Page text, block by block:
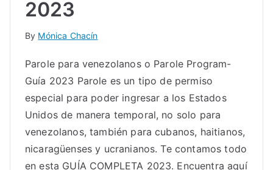
2023
By Mónica Chacín
Parole para venezolanos o Parole Program-
Guía 2023 Parole es un tipo de permiso
especial para poder ingresar a los Estados
Unidos de manera temporal, no solo para
venezolanos, también para cubanos, haitianos,
nicaragüenses y ucranianos. Te contamos todo
en esta GUÍA COMPLETA 2023. Encuentra aquí